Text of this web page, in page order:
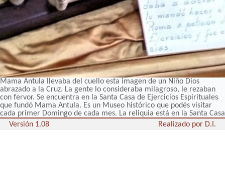
Mama Antula llevaba del cuello esta imagen de un Niño Dios
abrazado a la Cruz. La gente lo consideraba milagroso, le rezaban
con fervor. Se encuentra en la Santa Casa de Ejercicios Espirituales
que fundó Mama Antula. Es un Museo histórico que podés visitar
cada primer Domingo de cada mes. La reliquia está en la Santa Casa
Versión 1.08
Realizado por D.I.